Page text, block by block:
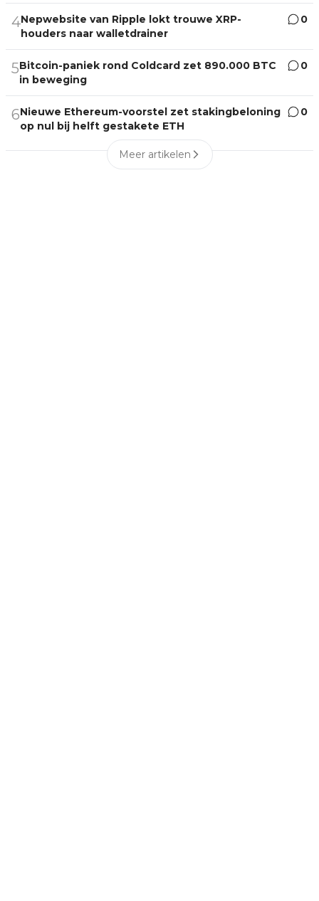
4Nepwebsite van Ripple lokt trouwe XRP-
houders naar walletdrainer
0
5Bitcoin-paniek rond Coldcard zet 890.000 BTC
in beweging
0
6Nieuwe Ethereum-voorstel zet stakingbeloning
op nul bij helft gestakete ETH
0
Meer artikelen